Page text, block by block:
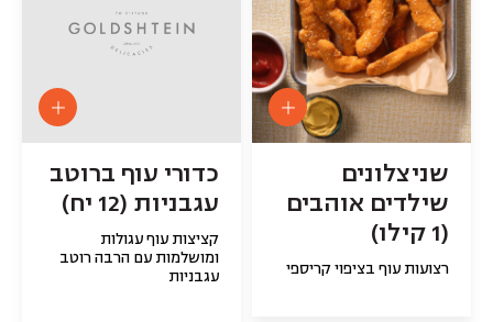
שניצלונים
שילדים אוהבים
(1 קילו)
רצועות עוף בציפוי קריספי
כדורי עוף ברוטב
עגבניות (12 יח)
קציצות עוף עגולות
ומושלמות עם הרבה רוטב
עגבניות